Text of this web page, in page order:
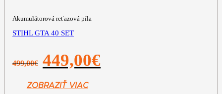
Akumulátorová reťazová píla
STIHL GTA 40 SET
499,00€
Pôvodná
cena
499,00€.
449,00€
ZOBRAZIŤ VIAC